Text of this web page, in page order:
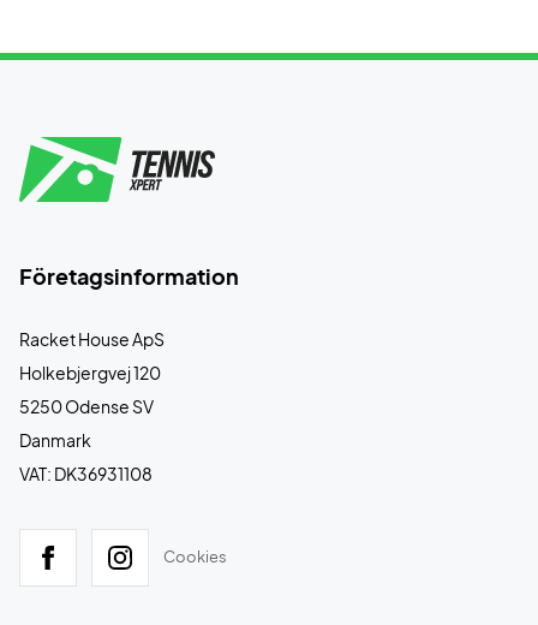
Företagsinformation
Racket House ApS
Holkebjergvej 120
5250 Odense SV
Danmark
VAT: DK36931108
Cookies